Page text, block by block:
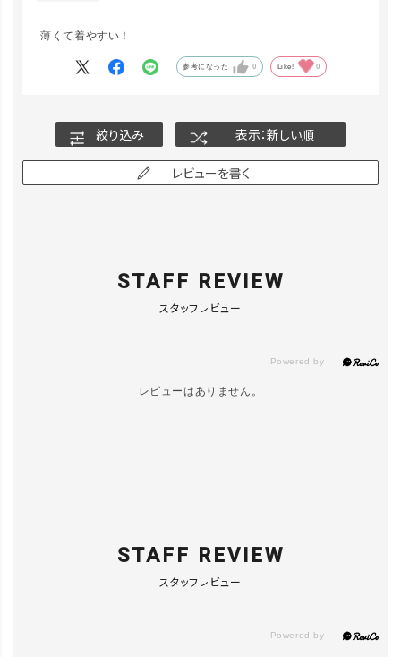
薄くて着やすい！
参考になった 0 Like! 0
絞り込み 表示：新しい順
レビューを書く
STAFF REVIEW
スタッフレビュー
レビューはありません。
STAFF REVIEW
スタッフレビュー